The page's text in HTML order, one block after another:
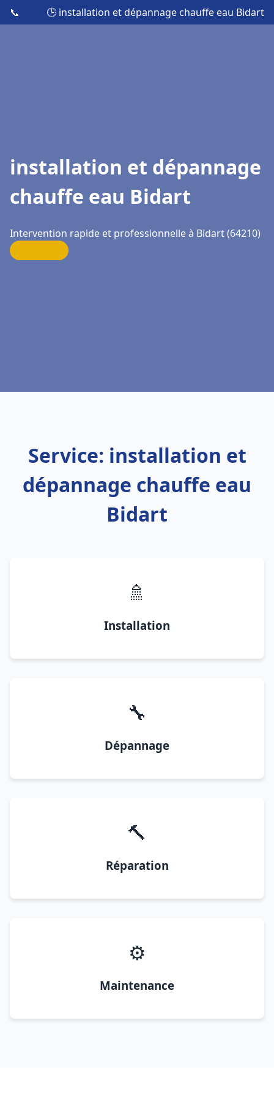
📞 🕒 installation et dépannage chauffe eau Bidart
installation et dépannage
chauffe eau Bidart
Intervention rapide et professionnelle à Bidart (64210)
Service: installation et
dépannage chauffe eau
Bidart
🚿
Installation
🔧
Dépannage
🔨
Réparation
⚙️
Maintenance